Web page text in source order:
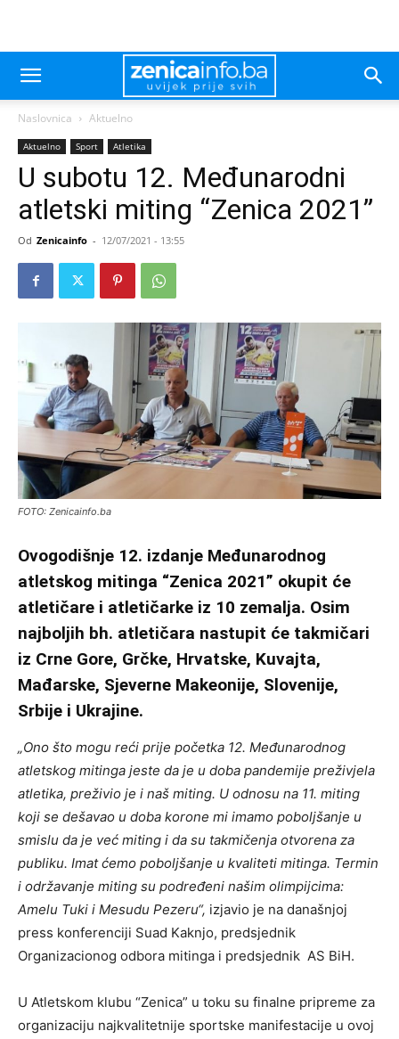
Naslovnica Aktuelno
Aktuelno Sport Atletika
U subotu 12. Međunarodni
atletski miting “Zenica 2021”
Od Zenicainfo - 12/07/2021 - 13:55
FOTO: Zenicainfo.ba
Ovogodišnje 12. izdanje Međunarodnog
atletskog mitinga “Zenica 2021” okupit će
atletičare i atletičarke iz 10 zemalja. Osim
najboljih bh. atletičara nastupit će takmičari
iz Crne Gore, Grčke, Hrvatske, Kuvajta,
Mađarske, Sjeverne Makeonije, Slovenije,
Srbije i Ukrajine.
„Ono što mogu reći prije početka 12. Međunarodnog
atletskog mitinga jeste da je u doba pandemije preživjela
atletika, preživio je i naš miting. U odnosu na 11. miting
koji se dešavao u doba korone mi imamo poboljšanje u
smislu da je već miting i da su takmičenja otvorena za
publiku. Imat ćemo poboljšanje u kvaliteti mitinga. Termin
i održavanje miting su podređeni našim olimpijcima:
Amelu Tuki i Mesudu Pezeru“, izjavio je na današnjoj
press konferenciji Suad Kaknjo, predsjednik
Organizacionog odbora mitinga i predsjednik AS BiH.
U Atletskom klubu “Zenica” u toku su finalne pripreme za
organizaciju najkvalitetnije sportske manifestacije u ovoj